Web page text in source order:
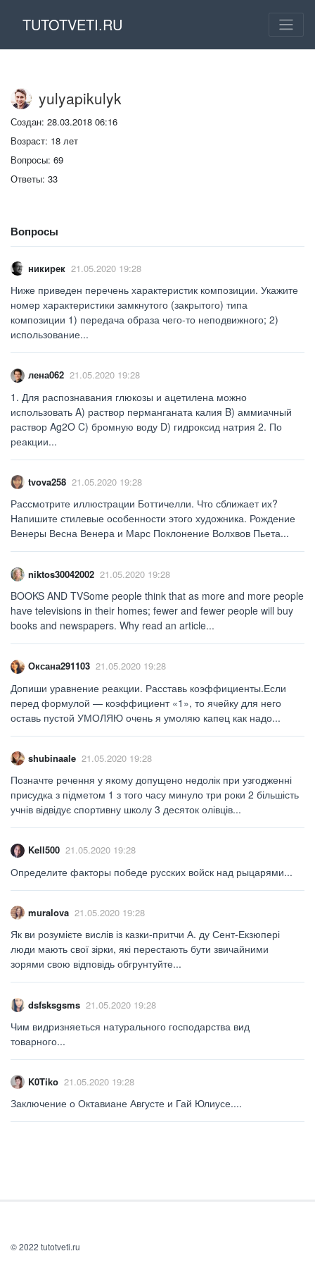
TUTOTVETI.RU
yulyapikulyk
Создан: 28.03.2018 06:16
Возраст: 18 лет
Вопросы: 69
Ответы: 33
Вопросы
никирек 21.05.2020 19:28
Ниже приведен перечень характеристик композиции. Укажите
номер характеристики замкнутого (закрытого) типа
композиции 1) передача образа чего-то неподвижного; 2)
использование...
лена062 21.05.2020 19:28
1. Для распознавания глюкозы и ацетилена можно
использовать A) раствор перманганата калия B) аммиачный
раствор Ag2O C) бромную воду D) гидроксид натрия 2. По
реакции...
tvova258 21.05.2020 19:28
Рассмотрите иллюстрации Боттичелли. Что сближает их?
Напишите стилевые особенности этого художника. Рождение
Венеры Весна Венера и Марс Поклонение Волхвов Пьета...
niktos30042002 21.05.2020 19:28
BOOKS AND TVSome people think that as more and more people
have televisions in their homes; fewer and fewer people will buy
books and newspapers. Why read an article...
Оксана291103 21.05.2020 19:28
Допиши уравнение реакции. Расставь коэффициенты.Если
перед формулой — коэффициент «1», то ячейку для него
оставь пустой УМОЛЯЮ очень я умоляю капец как надо...
shubinaale 21.05.2020 19:28
Позначте речення у якому допущено недолік при узгодженні
присудка з підметом 1 з того часу минуло три роки 2 більшість
учнів відвідує спортивну школу 3 десяток олівців...
Kell500 21.05.2020 19:28
Определите факторы победе русских войск над рыцарями...
muralova 21.05.2020 19:28
Як ви розумієте вислів із казки-притчи А. ду Сент-Екзюпері
люди мають свої зірки, які перестають бути звичайними
зорями свою відповідь обгрунтуйте...
dsfsksgsms 21.05.2020 19:28
Чим видризняеться натурального господарства вид
товарного...
K0Tiko 21.05.2020 19:28
Заключение о Октавиане Августе и Гай Юлиусе....
© 2022 tutotveti.ru